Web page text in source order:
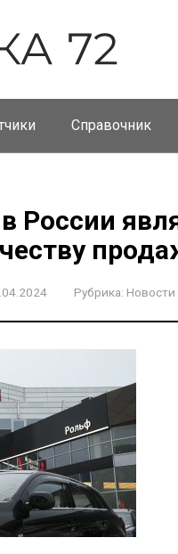
Справочник
России
Рубрика: Новости